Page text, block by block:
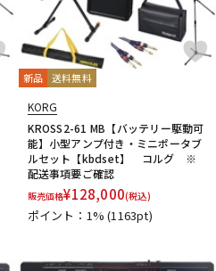
新品 送料無料
KORG
KROSS2-61 MB【バッテリー駆動可
能】小型アンプ付き・ミニポータブ
ルセット【kbdset】 コルグ ※
配送事項要ご確認
販売価格¥128,000(税込)
ポイント：1%(1163pt)